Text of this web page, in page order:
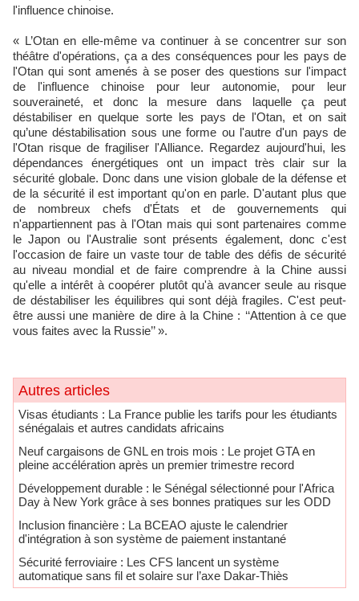
l'influence chinoise.
« L’Otan en elle-même va continuer à se concentrer sur son
théâtre d'opérations, ça a des conséquences pour les pays de
l'Otan qui sont amenés à se poser des questions sur l'impact
de l'influence chinoise pour leur autonomie, pour leur
souveraineté, et donc la mesure dans laquelle ça peut
déstabiliser en quelque sorte les pays de l'Otan, et on sait
qu’une déstabilisation sous une forme ou l'autre d'un pays de
l'Otan risque de fragiliser l'Alliance. Regardez aujourd'hui, les
dépendances énergétiques ont un impact très clair sur la
sécurité globale. Donc dans une vision globale de la défense et
de la sécurité il est important qu'on en parle. D'autant plus que
de nombreux chefs d'États et de gouvernements qui
n'appartiennent pas à l'Otan mais qui sont partenaires comme
le Japon ou l'Australie sont présents également, donc c'est
l'occasion de faire un vaste tour de table des défis de sécurité
au niveau mondial et de faire comprendre à la Chine aussi
qu'elle a intérêt à coopérer plutôt qu'à avancer seule au risque
de déstabiliser les équilibres qui sont déjà fragiles. C'est peut-
être aussi une manière de dire à la Chine : ‘‘Attention à ce que
vous faites avec la Russie’’ ».
Autres articles
​Visas étudiants : La France publie les tarifs pour les étudiants
sénégalais et autres candidats africains
Neuf cargaisons de GNL en trois mois : Le projet GTA en
pleine accélération après un premier trimestre record
Développement durable : le Sénégal sélectionné pour l'Africa
Day à New York grâce à ses bonnes pratiques sur les ODD
​Inclusion financière : La BCEAO ajuste le calendrier
d'intégration à son système de paiement instantané
Sécurité ferroviaire : Les CFS lancent un système
automatique sans fil et solaire sur l’axe Dakar-Thiès